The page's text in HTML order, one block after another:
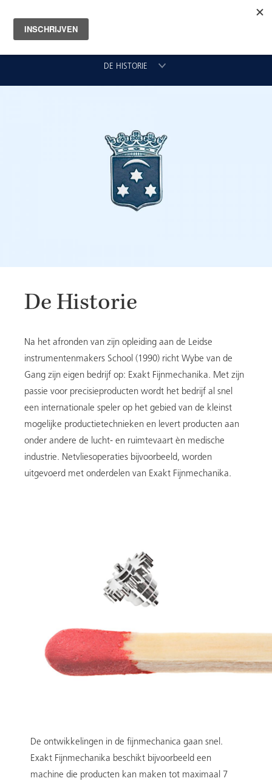
DE HISTORIE
DE ONTWERPER
DE FABRIEK
EEUWDURENDE KALENDER
GROEN SAFFIERGLAS
De Historie
Na het afronden van zijn opleiding aan de Leidse
instrumentenmakers School (1990) richt Wybe van de
Gang zijn eigen bedrijf op: Exakt Fijnmechanika. Met zijn
passie voor precisieproducten wordt het bedrijf al snel
een internationale speler op het gebied van de kleinst
mogelijke productietechnieken en levert producten aan
onder andere de lucht- en ruimtevaart èn medische
industrie. Netvliesoperaties bijvoorbeeld, worden
uitgevoerd met onderdelen van Exakt Fijnmechanika.
De ontwikkelingen in de fijnmechanica gaan snel.
Exakt Fijnmechanika beschikt bijvoorbeeld een
machine die producten kan maken tot maximaal 7